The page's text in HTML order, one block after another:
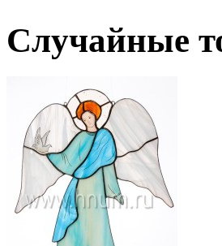
Случайные